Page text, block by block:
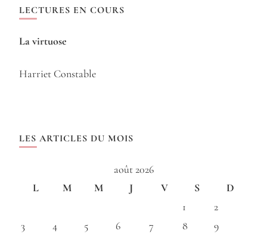
LECTURES EN COURS
La virtuose
Harriet Constable
LES ARTICLES DU MOIS
août 2026
L
M M J V S
D
1
2
3
4 5 6 7 8
9